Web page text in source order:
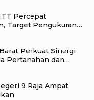
Percepat
Target Pengukuran
Perkuat Sinergi
Pertanahan dan
Ampat